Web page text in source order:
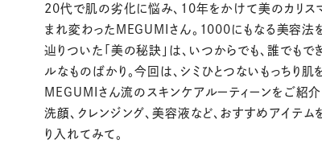
20代で肌の劣化に悩み、10年をかけて美のカリス
まれ変わったMEGUMIさん。1000にもなる美容法
辿りついた「美の秘訣」は、いつからでも、誰でもで
ルなものばかり。今回は、シミひとつないもっちり肌
MEGUMIさん流のスキンケアルーティーンをご紹介
洗顔、クレンジング、美容液など、おすすめアイテム
り入れてみて。